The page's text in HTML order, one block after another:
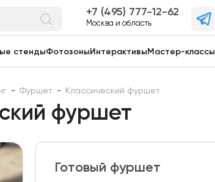
7 (495) 777-12-62
Москва и область
стендыФотозоны Интерактивы Мастер-классы
- Фуршет - Классический фуршет
фуршет
Готовый фуршет